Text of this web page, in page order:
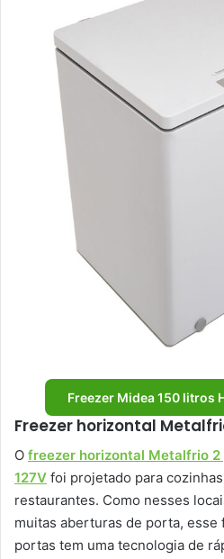
Freezer Midea 150 litros
Freezer horizontal
O freezer horizontal Metalfrio
127V foi projetado para
restaurantes. Como nesses
muitas aberturas de porta,
portas tem uma tecnologia de